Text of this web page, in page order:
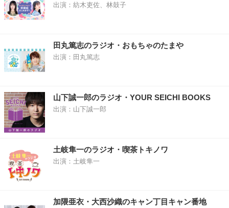
出演：紡木吏佐、林鼓子
田丸篤志のラジオ・おもちゃのたまや
出演：田丸篤志
山下誠一郎のラジオ・YOUR SEICHI BOOKS
出演：山下誠一郎
土岐隼一のラジオ・喫茶トキノワ
出演：土岐隼一
加隈亜衣・大西沙織のキャン丁目キャン番地